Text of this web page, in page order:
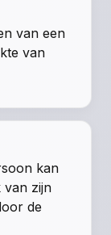
van een
van
kan
zijn
de